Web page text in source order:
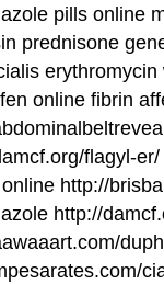
pills online
prednisone
online fibrin
flagyl-
http://
http://